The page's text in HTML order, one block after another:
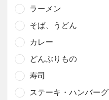
ラーメン
そば、うどん
カレー
どんぶりもの
寿司
ステーキ・ハンバーグ